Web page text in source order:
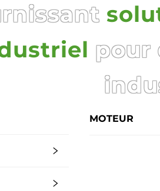
pour
MOTEUR